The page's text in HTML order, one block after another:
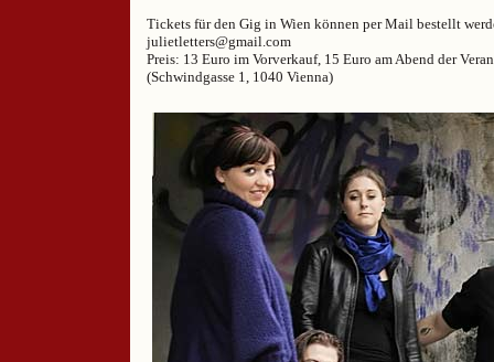
Tickets für den Gig in Wien können per Mail bestellt
julietletters@gmail.com
Preis: 13 Euro im Vorverkauf, 15 Euro am Abend der
(Schwindgasse 1, 1040 Vienna)